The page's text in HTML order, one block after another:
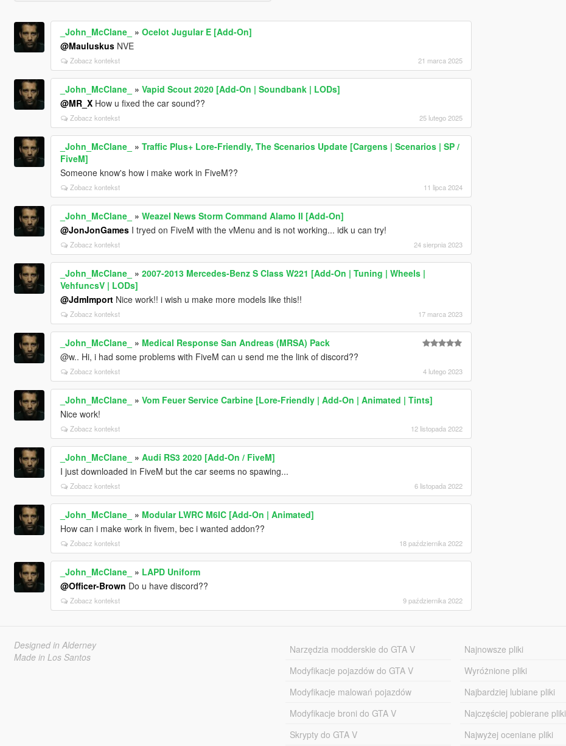
_John_McClane_ » Ocelot Jugular E [Add-On]
@MauluskusNVE
Zobacz kontekst 21 marca 2025
_John_McClane_ » Vapid Scout 2020 [Add-On | Soundbank | LODs]
@MR_XHow u fixed the car sound??
Zobacz kontekst 25 lutego 2025
_John_McClane_ » Traffic Plus+ Lore-Friendly, The Scenarios Update [Cargens | Scenarios | SP /
FiveM]
Someone know's how i make work in FiveM??
Zobacz kontekst 11 lipca 2024
_John_McClane_ » Weazel News Storm Command Alamo II [Add-On]
@JonJonGamesI tryed on FiveM with the vMenu and is not working... idk u can try!
Zobacz kontekst 24 sierpnia 2023
_John_McClane_ » 2007-2013 Mercedes-Benz S Class W221 [Add-On | Tuning | Wheels |
VehfuncsV | LODs]
@JdmImportNice work!! i wish u make more models like this!!
Zobacz kontekst 17 marca 2023
_John_McClane_ » Medical Response San Andreas (MRSA) Pack
@w.. Hi, i had some problems with FiveM can u send me the link of discord??
Zobacz kontekst 4 lutego 2023
_John_McClane_ » Vom Feuer Service Carbine [Lore-Friendly | Add-On | Animated | Tints]
Nice work!
Zobacz kontekst 12 listopada 2022
_John_McClane_ » Audi RS3 2020 [Add-On / FiveM]
I just downloaded in FiveM but the car seems no spawing...
Zobacz kontekst 6 listopada 2022
_John_McClane_ » Modular LWRC M6IC [Add-On | Animated]
How can i make work in fivem, bec i wanted addon??
Zobacz kontekst 18 października 2022
_John_McClane_ » LAPD Uniform
@Officer-Brown Do u have discord??
Zobacz kontekst 9 października 2022
Designed in Alderney
Made in Los Santos
Narzędzia modderskie do GTA V
Modyfikacje pojazdów do GTA V
Modyfikacje malowań pojazdów
Modyfikacje broni do GTA V
Skrypty do GTA V
Najnowsze pliki
Wyróżnione pliki
Najbardziej lubiane pliki
Najczęściej pobierane pliki
Najwyżej oceniane pliki